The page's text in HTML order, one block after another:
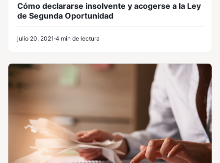
Cómo declararse insolvente y acogerse a la Ley
de Segunda Oportunidad
julio 20, 2021 4 min de lectura